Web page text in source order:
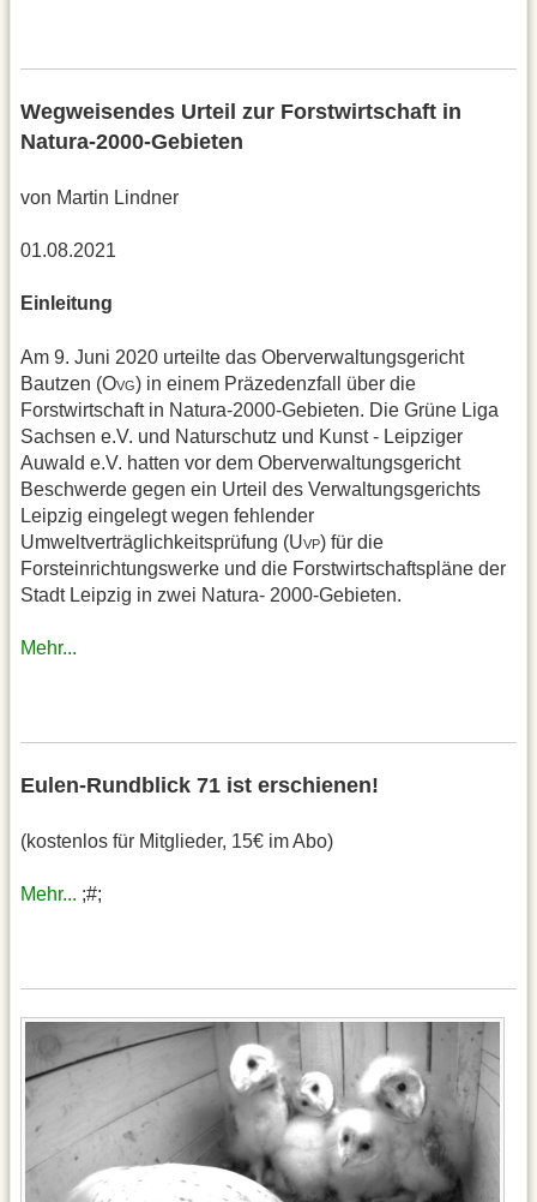
Wegweisendes Urteil zur Forstwirtschaft in
Natura-2000-Gebieten
von Martin Lindner
01.08.2021
Einleitung
Am 9. Juni 2020 urteilte das Ober­verwaltungsgericht
Bautzen (OVG) in einem Präzedenzfall über die
Forstwirtschaft in Natura-2000-Gebieten. Die Grüne Liga
Sachsen e.V. und Naturschutz und Kunst - Leip­ziger
Auwald e.V. hatten vor dem Oberverwaltungsgericht
Beschwerde gegen ein Urteil des Verwaltungsge­richts
Leipzig eingelegt wegen fehlen­der
Umweltverträglichkeitsprüfung (UVP) für die
Forsteinrichtungs­werke und die Forstwirtschaftspläne der
Stadt Leipzig in zwei Natura- 2000-Gebieten.
Mehr...
Eulen-Rundblick 71 ist erschienen!
(kostenlos für Mitglieder, 15€ im Abo)
Mehr... ;#;